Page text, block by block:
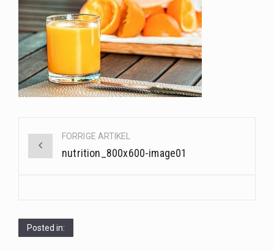
navigationFORRIGE ARTIKEL
nutrition_800x600-image01
Posted in: